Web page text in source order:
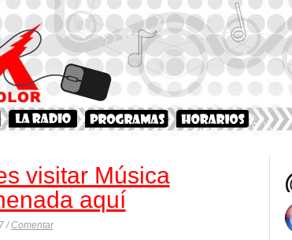
visitar Música
aquí
/Comentar